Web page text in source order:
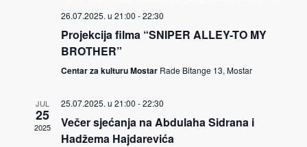
26.07.2025. u 21:00 -22:30
Projekcija filma “SNIPER ALLEY-TO MY
BROTHER”
Centar za kulturu Mostar Rade Bitange 13, Mostar
JUL
25
2025
25.07.2025. u 21:00 -22:30
Večer sjećanja na Abdulaha Sidrana i
Hadžema Hajdarevića